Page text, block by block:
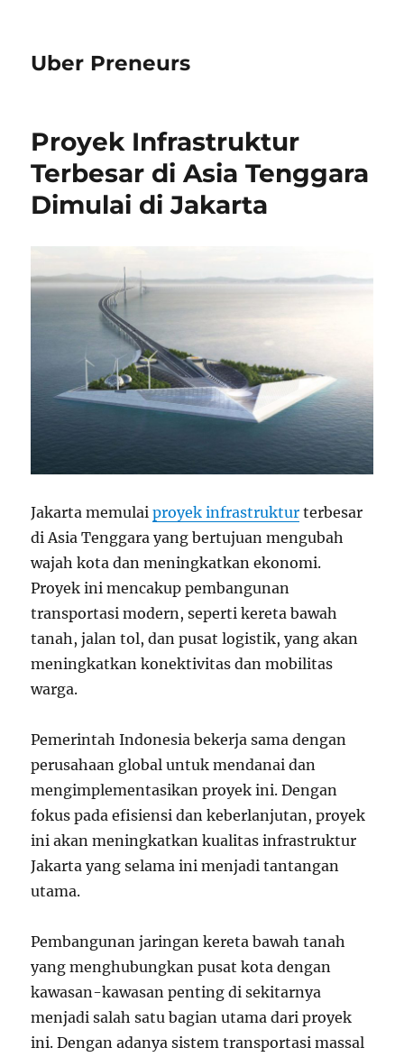
Uber Preneurs
Proyek Infrastruktur
Terbesar di Asia Tenggara
Dimulai di Jakarta
Jakarta memulaiproyek infrastruktur terbesar
di Asia Tenggara yang bertujuan mengubah
wajah kota dan meningkatkan ekonomi.
Proyek ini mencakup pembangunan
transportasi modern, seperti kereta bawah
tanah, jalan tol, dan pusat logistik, yang akan
meningkatkan konektivitas dan mobilitas
warga.
Pemerintah Indonesia bekerja sama dengan
perusahaan global untuk mendanai dan
mengimplementasikan proyek ini. Dengan
fokus pada efisiensi dan keberlanjutan, proyek
ini akan meningkatkan kualitas infrastruktur
Jakarta yang selama ini menjadi tantangan
utama.
Pembangunan jaringan kereta bawah tanah
yang menghubungkan pusat kota dengan
kawasan-kawasan penting di sekitarnya
menjadi salah satu bagian utama dari proyek
ini. Dengan adanya sistem transportasi massal